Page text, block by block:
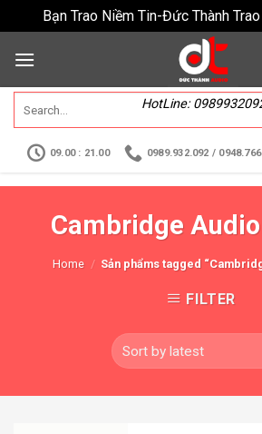
Bạn Trao Niềm Tin-Đức Thành Trao
HotLine:
09.00 : 21.00 0989.932.092 /
Cambridge
Home / Sản phẩms tagged
FILTER